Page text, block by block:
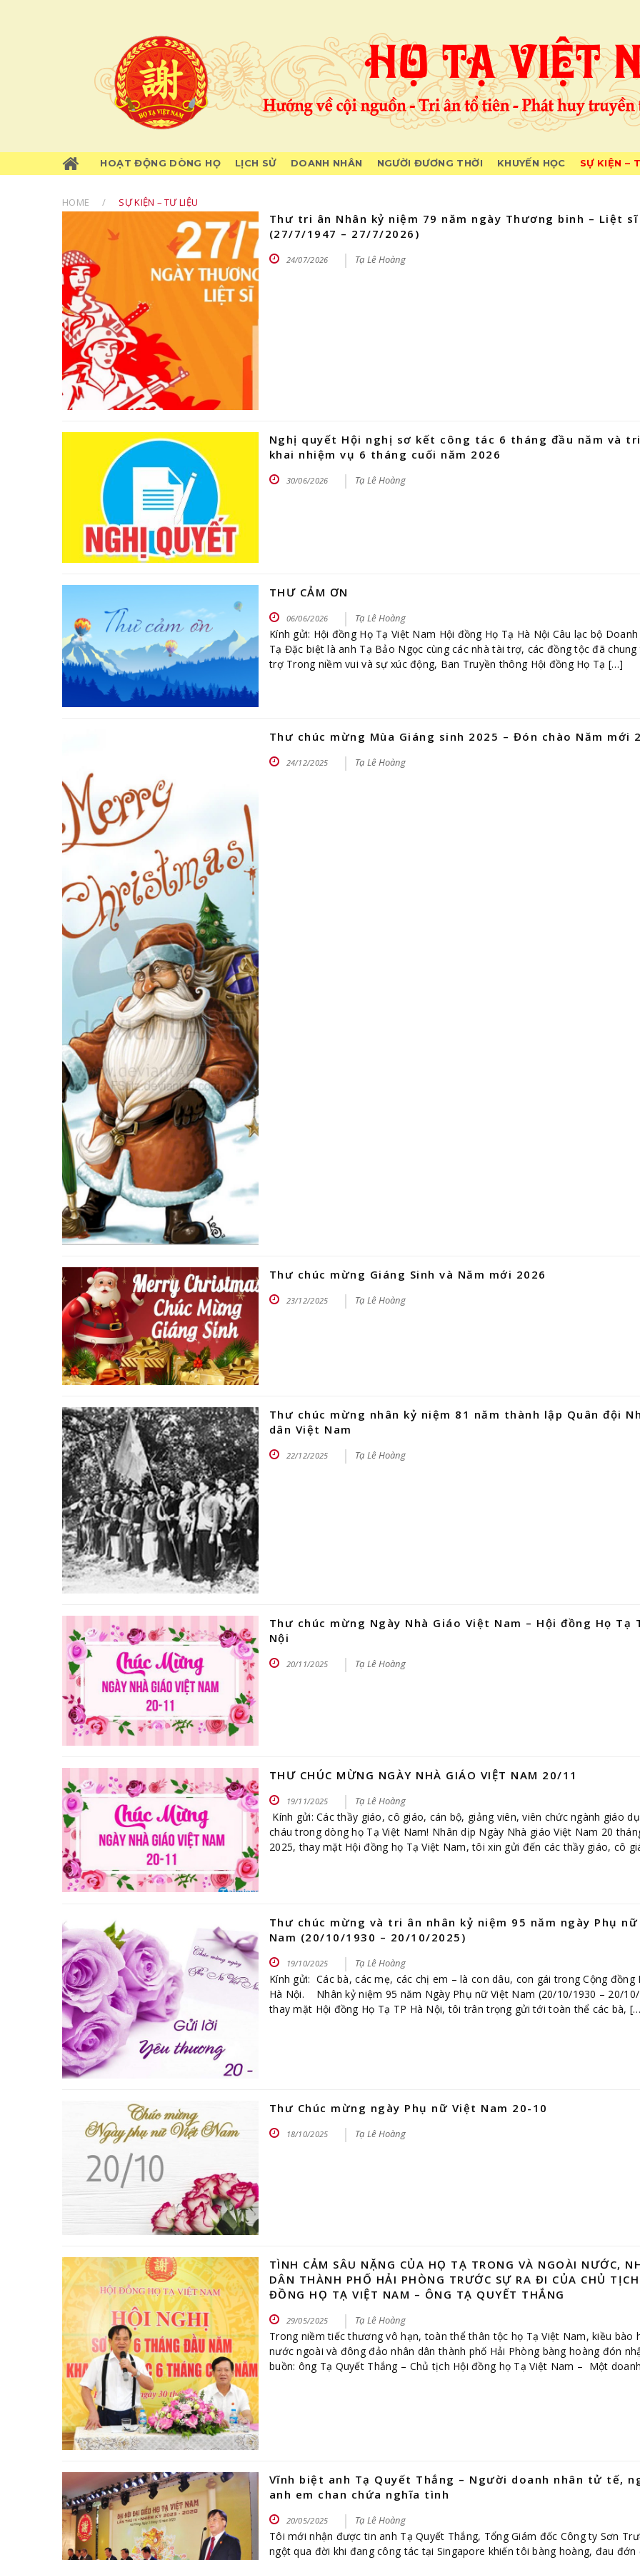
HOẠT ĐỘNG DÒNG HỌ LỊCH SỬ DOANH NHÂN NGƯỜI ĐƯƠNG THỜI KHUYẾN HỌC SỰ KIỆN –
HOME SỰ KIỆN – TƯ LIỆU
Thư tri ân Nhân kỷ niệm 79 năm ngày Thương binh – Liệt sĩ
(27/7/1947 – 27/7/2026)
24/07/2026 Tạ Lê Hoàng
Nghị quyết Hội nghị sơ kết công tác 6 tháng đầu năm và
khai nhiệm vụ 6 tháng cuối năm 2026
30/06/2026 Tạ Lê Hoàng
THƯ CẢM ƠN
06/06/2026 Tạ Lê Hoàng
Kính gửi: Hội đồng Họ Tạ Việt Nam Hội đồng Họ Tạ Hà Nội Câu lạc bộ
Tạ Đặc biệt là anh Tạ Bảo Ngọc cùng các nhà tài trợ, các đồng tộc đã chung
trợ Trong niềm vui và sự xúc động, Ban Truyền thông Hội đồng Họ Tạ […]
Thư chúc mừng Mùa Giáng sinh 2025 – Đón chào Năm mới
24/12/2025 Tạ Lê Hoàng
Thư chúc mừng Giáng Sinh và Năm mới 2026
23/12/2025 Tạ Lê Hoàng
Thư chúc mừng nhân kỷ niệm 81 năm thành lập Quân đội
dân Việt Nam
22/12/2025 Tạ Lê Hoàng
Thư chúc mừng Ngày Nhà Giáo Việt Nam – Hội đồng Họ Tạ
Nội
20/11/2025 Tạ Lê Hoàng
THƯ CHÚC MỪNG NGÀY NHÀ GIÁO VIỆT NAM 20/11
19/11/2025 Tạ Lê Hoàng
Kính gửi: Các thầy giáo, cô giáo, cán bộ, giảng viên, viên chức ngành giáo
cháu trong dòng họ Tạ Việt Nam! Nhân dịp Ngày Nhà giáo Việt Nam 20
2025, thay mặt Hội đồng họ Tạ Việt Nam, tôi xin gửi đến các thầy giáo, cô
Thư chúc mừng và tri ân nhân kỷ niệm 95 năm ngày Phụ
Nam (20/10/1930 – 20/10/2025)
19/10/2025 Tạ Lê Hoàng
Kính gửi: Các bà, các mẹ, các chị em – là con dâu, con gái trong Cộng đồng
Hà Nội. Nhân kỷ niệm 95 năm Ngày Phụ nữ Việt Nam (20/10/1930 – 20/
thay mặt Hội đồng Họ Tạ TP Hà Nội, tôi trân trọng gửi tới toàn thể các bà,
Thư Chúc mừng ngày Phụ nữ Việt Nam 20-10
18/10/2025 Tạ Lê Hoàng
TÌNH CẢM SÂU NẶNG CỦA HỌ TẠ TRONG VÀ NGOÀI NƯỚC,
DÂN THÀNH PHỐ HẢI PHÒNG TRƯỚC SỰ RA ĐI CỦA CHỦ
ĐỒNG HỌ TẠ VIỆT NAM – ÔNG TẠ QUYẾT THẮNG
29/05/2025 Tạ Lê Hoàng
Trong niềm tiếc thương vô hạn, toàn thể thân tộc họ Tạ Việt Nam, kiều bào
nước ngoài và đông đảo nhân dân thành phố Hải Phòng bàng hoàng đón
buồn: ông Tạ Quyết Thắng – Chủ tịch Hội đồng họ Tạ Việt Nam – Một
Vĩnh biệt anh Tạ Quyết Thắng – Người doanh nhân tử tế,
anh em chan chứa nghĩa tình
20/05/2025 Tạ Lê Hoàng
Tôi mới nhận được tin anh Tạ Quyết Thắng, Tổng Giám đốc Công ty Sơn
ngột qua đời khi đang công tác tại Singapore khiến tôi bàng hoàng, đau đớn